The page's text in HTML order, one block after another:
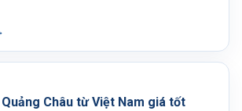
Châu từ Việt Nam giá tốt